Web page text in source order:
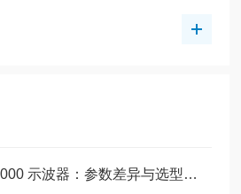
MDO4000 与 MDO3000 示波器：参数差异与选型指南